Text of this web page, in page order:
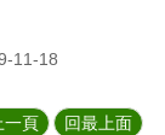
11-18
一頁 回最上面